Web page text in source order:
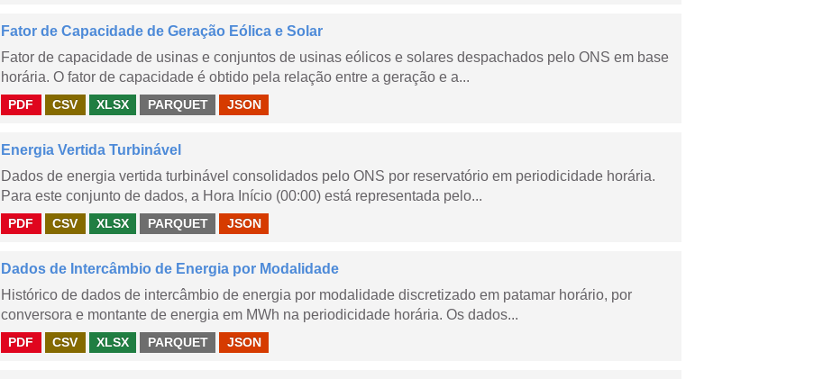
Fator de Capacidade de Geração Eólica e Solar
Fator de capacidade de usinas e conjuntos de usinas eólicos e solares despachados pelo ONS em base
horária. O fator de capacidade é obtido pela relação entre a geração e a...
PDF CSV XLSX PARQUET JSON
Energia Vertida Turbinável
Dados de energia vertida turbinável consolidados pelo ONS por reservatório em periodicidade horária.
Para este conjunto de dados, a Hora Início (00:00) está representada pelo...
PDF CSV XLSX PARQUET JSON
Dados de Intercâmbio de Energia por Modalidade
Histórico de dados de intercâmbio de energia por modalidade discretizado em patamar horário, por
conversora e montante de energia em MWh na periodicidade horária. Os dados...
PDF CSV XLSX PARQUET JSON